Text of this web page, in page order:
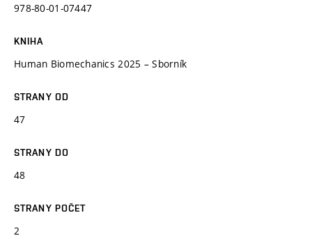
978-80-01-07447
KNIHA
Human Biomechanics 2025 – Sborník
STRANY OD
47
STRANY DO
48
STRANY POČET
2